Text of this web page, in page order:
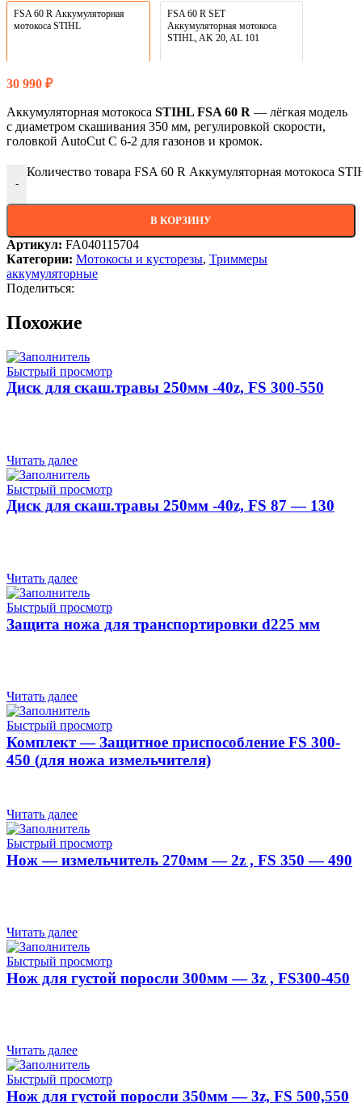
FSA 60 R Аккумуляторная
мотокоса STIHL
FSA 60 R SET
Аккумуляторная мотокоса
STIHL, AK 20, AL 101
30 990 ₽
Аккумуляторная мотокоса STIHL FSA 60 R — лёгкая модель
с диаметром скашивания 350 мм, регулировкой скорости,
головкой AutoCut C 6‑2 для газонов и кромок.
-
Количество товара FSA 60 R Аккумуляторная мотокоса
В КОРЗИНУ
Артикул: FA040115704
Категории: Мотокосы и кусторезы, Триммеры
аккумуляторные
Поделиться:
Похожие
Быстрый просмотр
Диск для скаш.травы 250мм -40z, FS 300-550
Читать далее
Быстрый просмотр
Диск для скаш.травы 250мм -40z, FS 87 — 130
Читать далее
Быстрый просмотр
Защита ножа для транспортировки d225 мм
Читать далее
Быстрый просмотр
Комплект — Защитное приспособление FS 300-
450 (для ножа измельчителя)
Читать далее
Быстрый просмотр
Нож — измельчитель 270мм — 2z , FS 350 — 490
Читать далее
Быстрый просмотр
Нож для густой поросли 300мм — 3z , FS300-450
Читать далее
Быстрый просмотр
Нож для густой поросли 350мм — 3z, FS 500,550